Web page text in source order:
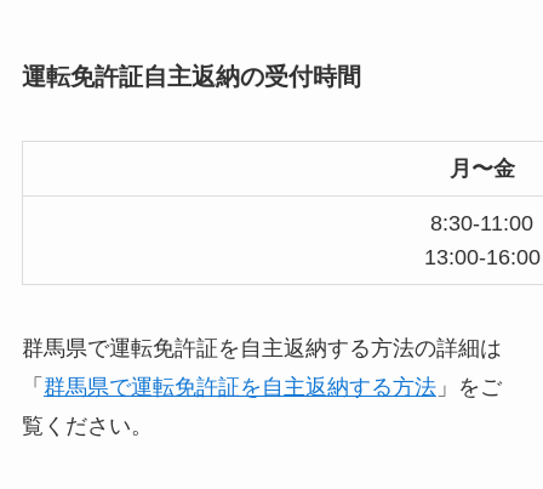
運転免許証自主返納の受付時間
月〜金
8:30-11:00
13:00-16:00
群馬県で運転免許証を自主返納する方法の詳細は
「 群馬県で運転免許証を自主返納する方法」をご
覧ください。